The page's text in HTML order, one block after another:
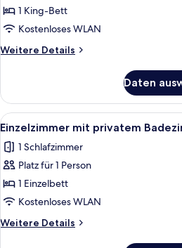
1 King-Bett
Kostenloses WLAN
Weitere Details
Weitere
Suite
Daten
Alle
Fotos
für
Einzelzimmer
mit
privatem
Badezimmer
auf
3
Einzelzimmer mit privatem
1 Schlafzimmer
Platz für 1 Person
1 Einzelbett
Kostenloses WLAN
Weitere Details
Weitere